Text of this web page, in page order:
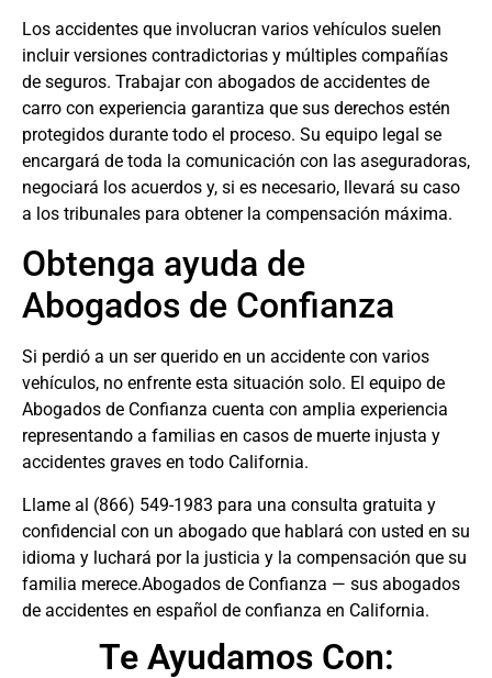
Los accidentes que involucran varios vehículos suelen
incluir versiones contradictorias y múltiples compañías
de seguros. Trabajar con abogados de accidentes de
carro con experiencia garantiza que sus derechos estén
protegidos durante todo el proceso. Su equipo legal se
encargará de toda la comunicación con las aseguradoras,
negociará los acuerdos y, si es necesario, llevará su caso
a los tribunales para obtener la compensación máxima.
Obtenga ayuda de
Abogados de Confianza
Si perdió a un ser querido en un accidente con varios
vehículos, no enfrente esta situación solo. El equipo de
Abogados de Confianza cuenta con amplia experiencia
representando a familias en casos de muerte injusta y
accidentes graves en todo California.
Llame al (866) 549-1983 para una consulta gratuita y
confidencial con un abogado que hablará con usted en su
idioma y luchará por la justicia y la compensación que su
familia merece.Abogados de Confianza — sus abogados
de accidentes en español de confianza en California.
Te Ayudamos Con: